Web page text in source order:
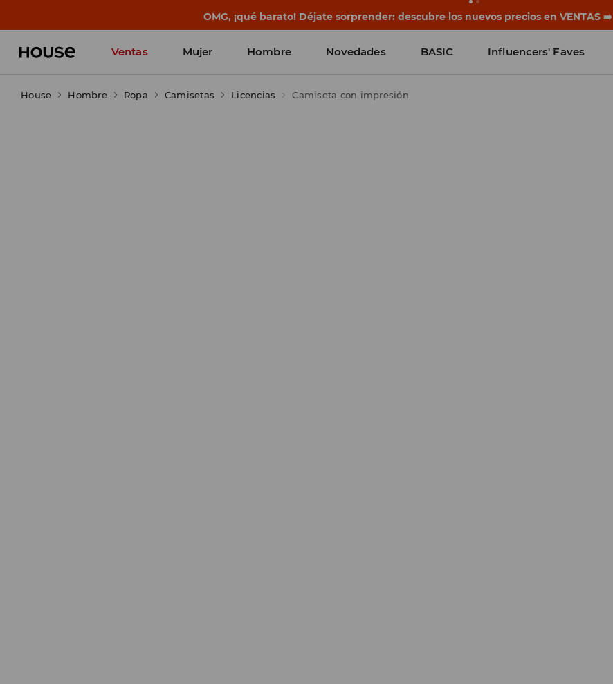
OMG, ¡qué barato! Déjate sorprender: descubre los nuevos precios en VENTAS ➡️
Ventas Mujer Hombre Novedades BASIC Influencers' Faves
House Hombre Ropa Camisetas Licencias Camiseta con impresión